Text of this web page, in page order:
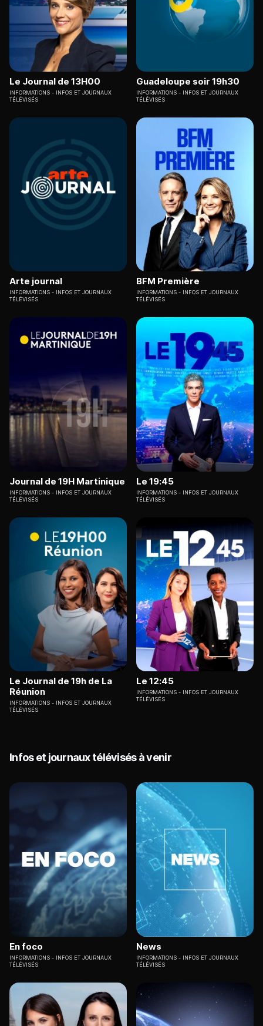
Le Journal de 13H00
INFORMATIONS
INFOS ET JOURNAUX
TÉLÉVISÉS
Guadeloupe soir 19h30
INFORMATIONS
INFOS ET JOURNAUX
TÉLÉVISÉS
Arte journal
INFORMATIONS
INFOS ET JOURNAUX
TÉLÉVISÉS
BFM Première
INFORMATIONS
INFOS ET JOURNAUX
TÉLÉVISÉS
Journal de 19H Martinique
INFORMATIONS
INFOS ET JOURNAUX
TÉLÉVISÉS
Le 19:45
INFORMATIONS
INFOS ET JOURNAUX
TÉLÉVISÉS
Le Journal de 19h de La
Réunion
INFORMATIONS
INFOS ET JOURNAUX
TÉLÉVISÉS
Le 12:45
INFORMATIONS
INFOS ET JOURNAUX
TÉLÉVISÉS
Infos et journaux télévisés à venir
En foco
INFORMATIONS
INFOS ET JOURNAUX
TÉLÉVISÉS
News
INFORMATIONS
INFOS ET JOURNAUX
TÉLÉVISÉS